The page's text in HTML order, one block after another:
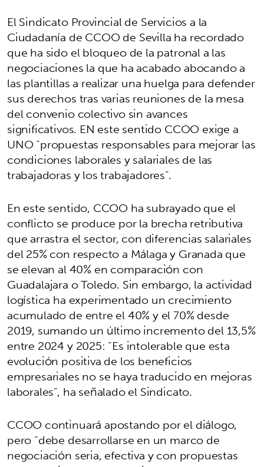
El Sindicato Provincial de Servicios a la
Ciudadanía de CCOO de Sevilla ha recordado
que ha sido el bloqueo de la patronal a las
negociaciones la que ha acabado abocando a
las plantillas a realizar una huelga para defender
sus derechos tras varias reuniones de la mesa
del convenio colectivo sin avances
significativos. EN este sentido CCOO exige a
UNO “propuestas responsables para mejorar las
condiciones laborales y salariales de las
trabajadoras y los trabajadores”.
En este sentido, CCOO ha subrayado que el
conflicto se produce por la brecha retributiva
que arrastra el sector, con diferencias salariales
del 25% con respecto a Málaga y Granada que
se elevan al 40% en comparación con
Guadalajara o Toledo. Sin embargo, la actividad
logística ha experimentado un crecimiento
acumulado de entre el 40% y el 70% desde
2019, sumando un último incremento del 13,5%
entre 2024 y 2025: “Es intolerable que esta
evolución positiva de los beneficios
empresariales no se haya traducido en mejoras
laborales”, ha señalado el Sindicato.
CCOO continuará apostando por el diálogo,
pero “debe desarrollarse en un marco de
negociación seria, efectiva y con propuestas